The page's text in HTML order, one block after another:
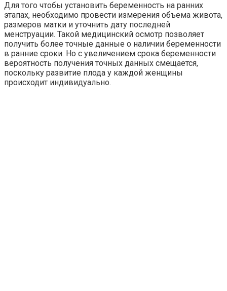
Для того чтобы установить беременность на ранних
этапах, необходимо провести измерения объема живота,
размеров матки и уточнить дату последней
менструации. Такой медицинский осмотр позволяет
получить более точные данные о наличии беременности
в ранние сроки. Но с увеличением срока беременности
вероятность получения точных данных смещается,
поскольку развитие плода у каждой женщины
происходит индивидуально.